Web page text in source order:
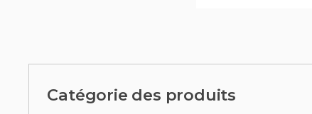
Catégorie des produits